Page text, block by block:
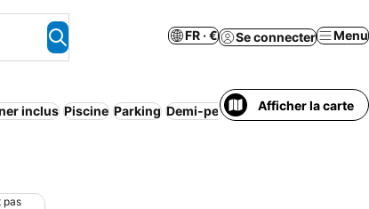
FR · € Se connecter Menu
inclus Piscine Parking Demi-pension Appart’hôtel
Afficher la carte
pas